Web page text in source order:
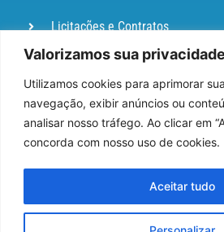
Valorizamos sua privacidade
Utilizamos cookies para aprimorar
navegação, exibir anúncios ou
analisar nosso tráfego. Ao clicar em
concorda com nosso uso de cookies.
Aceitar tudo
Licitações e Contratos
Portal de
Ouvidoria
DIÁRIO
OFICIAL
Pesquisa de Satisfação
Webmail